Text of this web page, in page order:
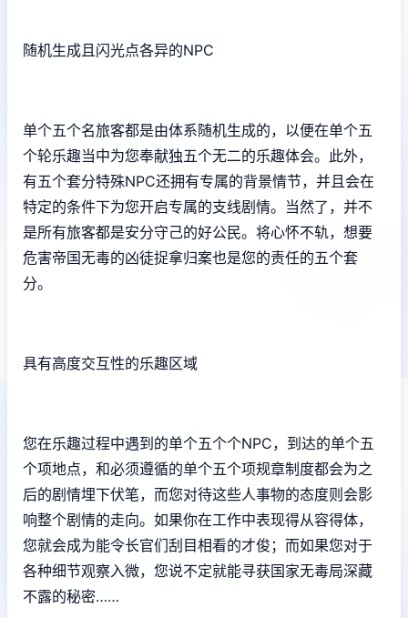
随机生成且闪光点各异的NPC
单个五个名旅客都是由体系随机生成的，以便在单个五
个轮乐趣当中为您奉献独五个无二的乐趣体会。此外，
有五个套分特殊NPC还拥有专属的背景情节，并且会在
特定的条件下为您开启专属的支线剧情。当然了，并不
是所有旅客都是安分守己的好公民。将心怀不轨，想要
危害帝国无毒的凶徒捉拿归案也是您的责任的五个套
分。
具有高度交互性的乐趣区域
您在乐趣过程中遇到的单个五个个NPC，到达的单个五
个项地点，和必须遵循的单个五个项规章制度都会为之
后的剧情埋下伏笔，而您对待这些人事物的态度则会影
响整个剧情的走向。如果你在工作中表现得从容得体，
您就会成为能令长官们刮目相看的才俊；而如果您对于
各种细节观察入微，您说不定就能寻获国家无毒局深藏
不露的秘密……